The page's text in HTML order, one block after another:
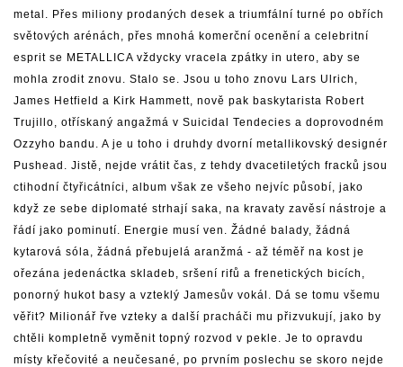
metal. Přes miliony prodaných desek a triumfální turné po obřích
světových arénách, přes mnohá komerční ocenění a celebritní
esprit se METALLICA vždycky vracela zpátky in utero, aby se
mohla zrodit znovu. Stalo se. Jsou u toho znovu Lars Ulrich,
James Hetfield a Kirk Hammett, nově pak baskytarista Robert
Trujillo, otřískaný angažmá v Suicidal Tendecies a doprovodném
Ozzyho bandu. A je u toho i druhdy dvorní metallikovský designér
Pushead. Jistě, nejde vrátit čas, z tehdy dvacetiletých fracků jsou
ctihodní čtyřicátníci, album však ze všeho nejvíc působí, jako
když ze sebe diplomaté strhají saka, na kravaty zavěsí nástroje a
řádí jako pominutí. Energie musí ven. Žádné balady, žádná
kytarová sóla, žádná přebujelá aranžmá - až téměř na kost je
ořezána jedenáctka skladeb, sršení rifů a frenetických bicích,
ponorný hukot basy a vzteklý Jamesův vokál. Dá se tomu všemu
věřit? Milionář řve vzteky a další pracháči mu přizvukují, jako by
chtěli kompletně vyměnit topný rozvod v pekle. Je to opravdu
místy křečovité a neučesané, po prvním poslechu se skoro nejde